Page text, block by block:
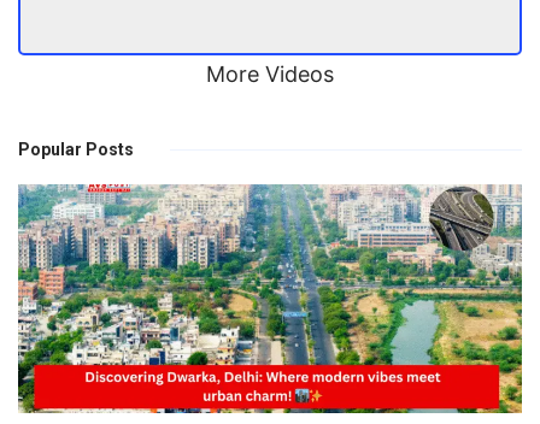
More Videos
Popular Posts